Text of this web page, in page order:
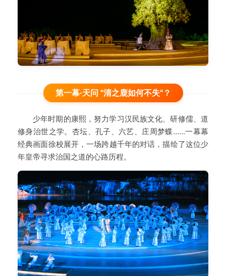
第一幕·天问 "清之鹿如何不失"？
少年时期的康熙，努力学习汉民族文化、研修儒、道
修身治世之学。杏坛、孔子、六艺、庄周梦蝶……一幕幕
经典画面徐校展开，一场跨越千年的对话，描绘了这位少
年皇帝寻求治国之道的心路历程。